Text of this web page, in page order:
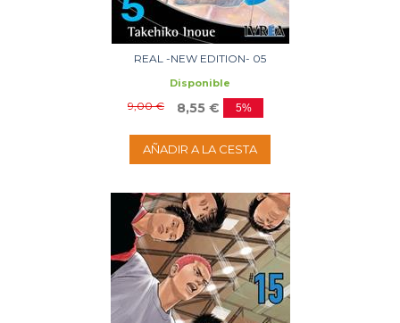
REAL -NEW EDITION- 05
Disponible
9,00 € 8,55 € 5%
AÑADIR A LA CESTA